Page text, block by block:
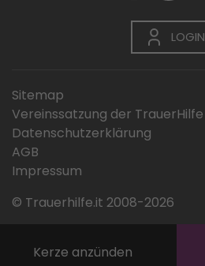
Kerze anzünden
LOGIN
Sitemap
Vereinssatzung der TrauerHilfe
Datenschutzerklärung
AGB
Impressum
© Trauerhilfe.it 2008-2026